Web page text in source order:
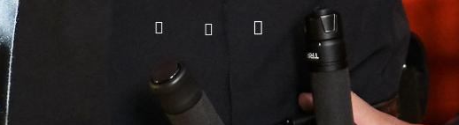
HledatPřihlášeníNákupní
košík